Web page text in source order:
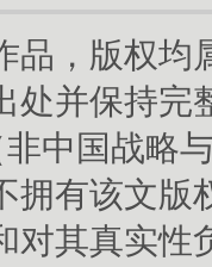
品，版权
处并保持完
中国战略
拥有该文
对其真实